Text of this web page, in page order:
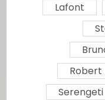
Lafont
Robert
Serengeti